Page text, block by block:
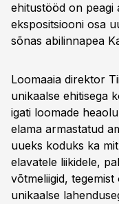
ehitustööd on peagi
ekspositsiooni osa
sõnas abilinnapea
Loomaaia direktor
unikaalse ehitisega
igati loomade
elama armastatud
uueks koduks ka
elavatele liikidele,
võtmeliigid,
unikaalse